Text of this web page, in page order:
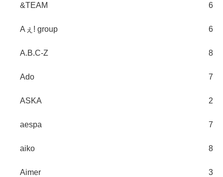
&TEAM 6
Aぇ! group 6
A.B.C-Z 8
Ado 7
ASKA 2
aespa 7
aiko 8
Aimer 3